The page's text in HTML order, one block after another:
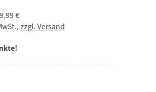
€
zzgl. Versand